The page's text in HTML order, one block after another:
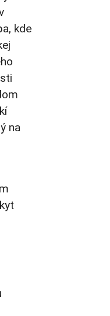
kde
na